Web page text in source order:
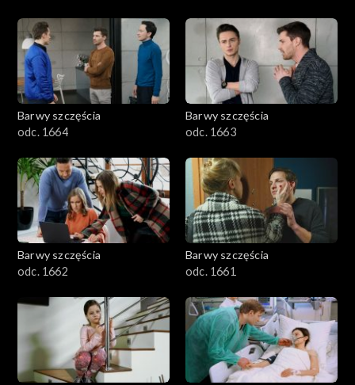
Barwy szczęścia
odc. 1664
Barwy szczęścia
odc. 1663
Barwy szczęścia
odc. 1662
Barwy szczęścia
odc. 1661